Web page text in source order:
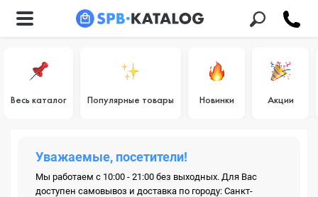
Весь каталог Популярные товары Новинки Акции
Уважаемые, посетители!
Мы работаем с 10:00 - 21:00 без выходных. Для Вас
доступен самовывоз и доставка по городу: Санкт-